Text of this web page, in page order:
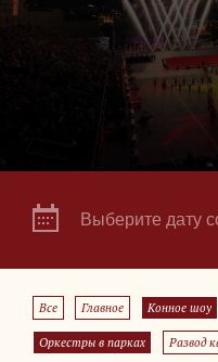
Выберите дату
Все Главное Конное шоу
Оркестры в парках Развод